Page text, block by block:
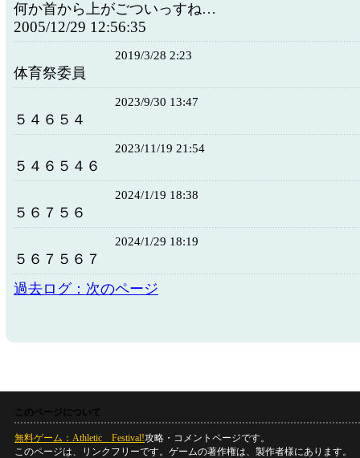
何か首から上がごついっすね…
2005/12/29 12:56:35
2019/3/28 2:23
体育祭委員
2023/9/30 13:47
５４６５４
2023/11/19 21:54
５４６５４６
2024/1/19 18:38
５６７５６
2024/1/29 18:19
５６７５６７
過去ログ：次のページ
このページについて
無料ゲーム：Athletic Festival!攻略・コメントページです。
このページは、リンクフリーです。ゲームの著作権は、製作者様にあります。